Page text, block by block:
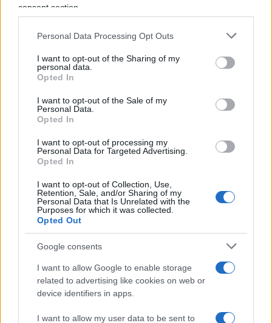
consent section.
Personal Data Processing Opt Outs
I want to opt-out of the Sharing of my
personal data.
Opted In
I want to opt-out of the Sale of my
Personal Data.
Opted In
I want to opt-out of processing my
Personal Data for Targeted Advertising.
Opted In
I want to opt-out of Collection, Use,
Retention, Sale, and/or Sharing of my
Personal Data that Is Unrelated with the
Purposes for which it was collected.
Opted Out
Google consents
I want to allow Google to enable storage
related to advertising like cookies on web or
device identifiers in apps.
I want to allow my user data to be sent to
“Tassare le case sfitte”. Arriva
l’imposta comunista
20 Luglio 2026, 8:25